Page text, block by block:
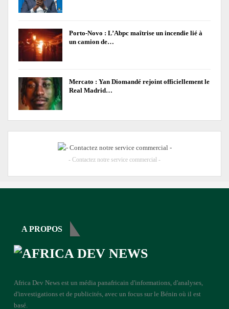
Porto-Novo : L’Abpc maîtrise un incendie lié à
un camion de…
Mercato : Yan Diomandé rejoint officiellement le
Real Madrid…
- Contactez notre service commercial -
A PROPOS
Africa Dev News est un média panafricain d'informations, d'analyses,
d'investigations et de publicités, avec un focus sur le Bénin où il est
basé.